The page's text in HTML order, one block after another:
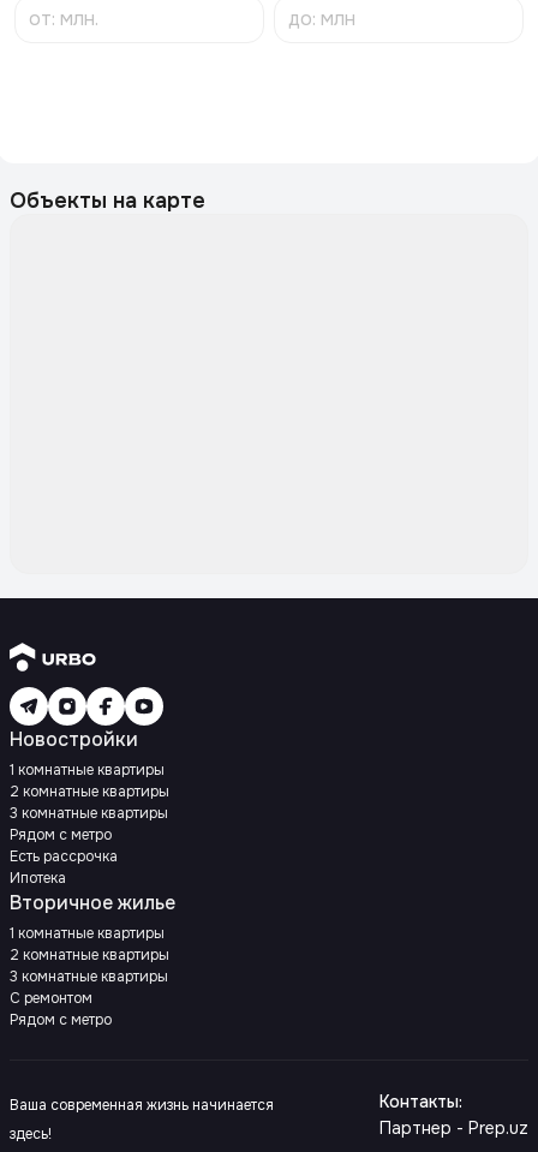
Объекты на карте
Новостройки
1 комнатные квартиры
2 комнатные квартиры
3 комнатные квартиры
Рядом с метро
Есть рассрочка
Ипотека
Вторичное жилье
1 комнатные квартиры
2 комнатные квартиры
3 комнатные квартиры
С ремонтом
Рядом с метро
Ваша современная жизнь начинается
здесь!
Контакты:
Партнер - Prep.uz